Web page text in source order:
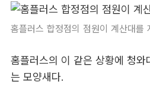
홈플러스 합정점의 점원이 계산대를
홈플러스의 이 같은 상황에 청와
는 모양새다.